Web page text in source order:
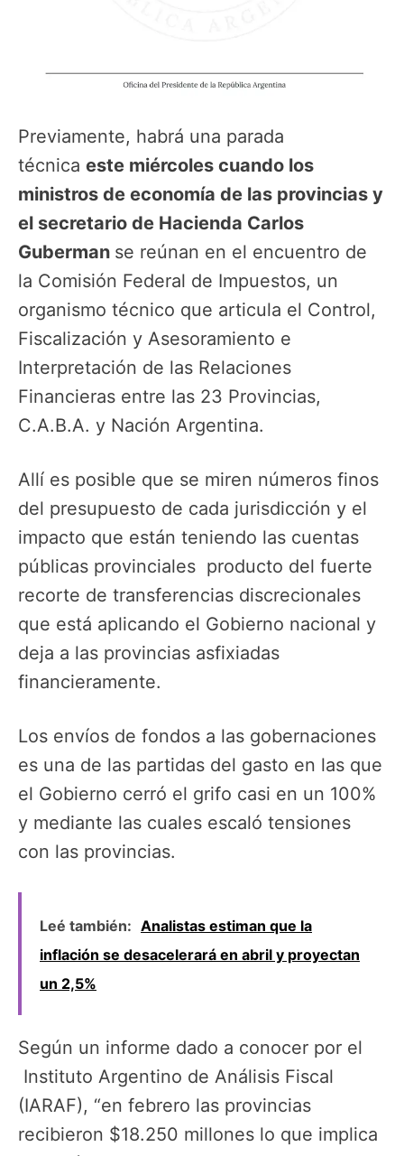
Previamente, habrá una parada
técnica este miércoles cuando los
ministros de economía de las provincias y
el secretario de Hacienda Carlos
Guberman se reúnan en el encuentro de
la Comisión Federal de Impuestos, un
organismo técnico que articula el Control,
Fiscalización y Asesoramiento e
Interpretación de las Relaciones
Financieras entre las 23 Provincias,
C.A.B.A. y Nación Argentina.
Allí es posible que se miren números finos
del presupuesto de cada jurisdicción y el
impacto que están teniendo las cuentas
públicas provinciales producto del fuerte
recorte de transferencias discrecionales
que está aplicando el Gobierno nacional y
deja a las provincias asfixiadas
financieramente.
Los envíos de fondos a las gobernaciones
es una de las partidas del gasto en las que
el Gobierno cerró el grifo casi en un 100%
y mediante las cuales escaló tensiones
con las provincias.
Leé también: Analistas estiman que la
inflación se desacelerará en abril y proyectan
un 2,5%
Según un informe dado a conocer por el
Instituto Argentino de Análisis Fiscal
(IARAF), “en febrero las provincias
recibieron $18.250 millones lo que implica